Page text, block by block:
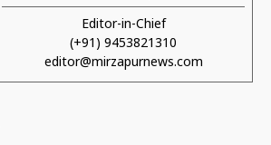
Editor-in-Chief
(+91) 9453821310
editor@mirzapurnews.com